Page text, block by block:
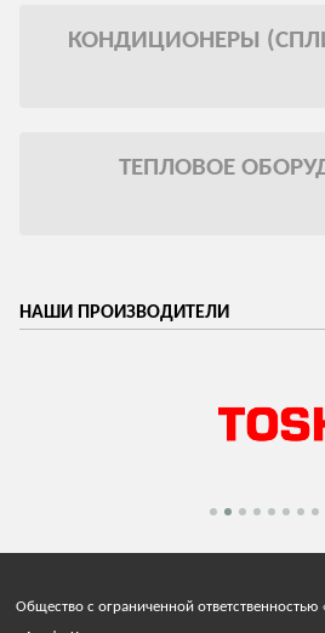
КОНДИЦИОНЕРЫ
ТЕПЛОВОЕ
НАШИ ПРОИЗВОДИТЕЛИ
Общество с ограниченной